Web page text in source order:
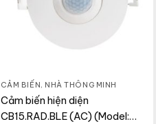
CẢM BIẾN, NHÀ THÔNG MINH
Cảm biến hiện diện
CB15.RAD.BLE (AC) (Model: